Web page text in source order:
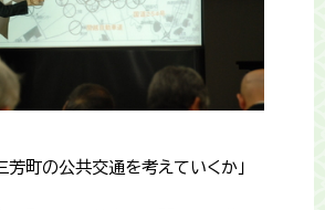
芳町の公共交通を考えていくか」